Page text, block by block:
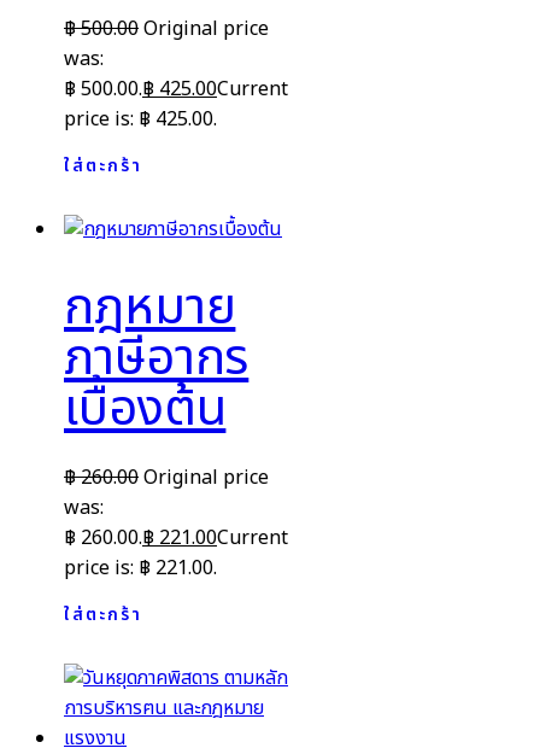
฿500.00Original price
was:
฿ 500.00.฿ 425.00Current
price is: ฿ 425.00.
ใส่ตะกร้า
กฎหมาย
ภาษีอากร
เบื้องต้น
฿260.00Original price
was:
฿ 260.00.฿221.00Current
price is: ฿ 221.00.
ใส่ตะกร้า